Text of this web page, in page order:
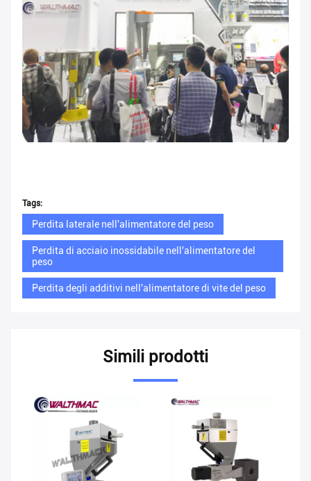
Tags:
Perdita laterale nell'alimentatore del peso
Perdita di acciaio inossidabile nell'alimentatore del
peso
Perdita degli additivi nell'alimentatore di vite del peso
Simili prodotti